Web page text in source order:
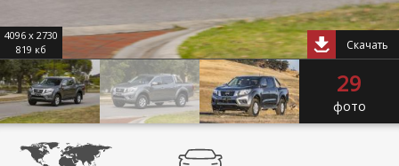
4096 x 2730
819 кб
Скачать
29
фото